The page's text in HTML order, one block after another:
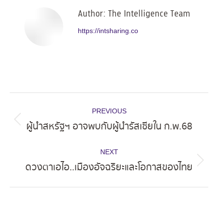
Author: The Intelligence Team
https://intsharing.co
navigation
PREVIOUS
Previous
ผู้นำสหรัฐฯ อาจพบกับผู้นำรัสเซียใน ก.พ.68
NEXT
Next
ดวงตาเอไอ..เมืองอัจฉริยะและโอกาสของไทย